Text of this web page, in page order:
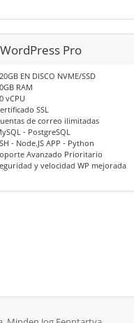
WordPress Pro
EN DISCO NVME/SSD
RAM
vCPU
SSL
de correo ilimitadas
- PostgreSQL
- Node.JS APP - Python
Avanzado Prioritario
y velocidad WP mejorada